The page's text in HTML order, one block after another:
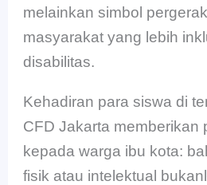
melainkan simbol
masyarakat yang lebih
disabilitas.
Kehadiran para siswa di
CFD Jakarta memberikan
kepada warga ibu kota:
fisik atau intelektual